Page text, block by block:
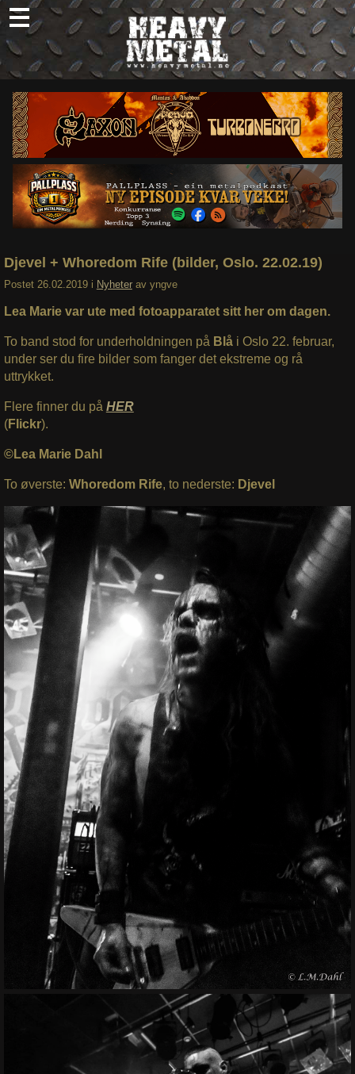
Skip
to
content
Nyheter
Omtaler
Intervjuer
Om oss
Abonner
Søk
Djevel + Whoredom Rife (bilder, Oslo. 22.02.19)
Postet 26.02.2019 i Nyheter av yngve
Lea Marie var ute med fotoapparatet sitt her om dagen.
To band stod for underholdningen på Blå i Oslo 22. februar,
under ser du fire bilder som fanger det ekstreme og rå
uttrykket.
Flere finner du på HER
(Flickr).
©Lea Marie Dahl
To øverste: Whoredom Rife, to nederste: Djevel